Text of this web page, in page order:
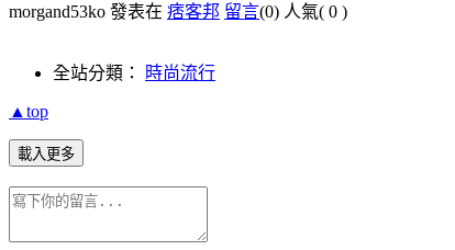
morgand53ko 發表在 痞客邦 留言(0) 人氣( 0 )
全站分類： 時尚流行
▲top
載入更多